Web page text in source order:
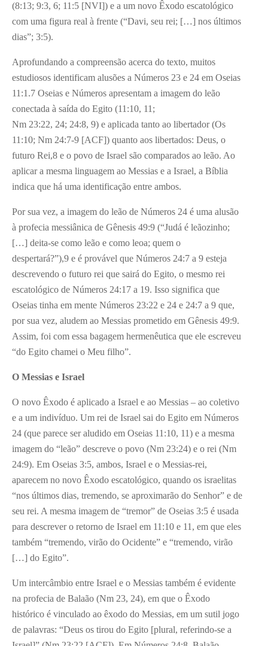
(8:13; 9:3, 6; 11:5 [NVI]) e a um novo Êxodo escatológico
com uma figura real à frente (“Davi, seu rei; […] nos últimos
dias”; 3:5).
Aprofundando a compreensão acerca do texto, muitos
estudiosos identificam alusões a Números 23 e 24 em Oseias
11:1.7 Oseias e Números apresentam a imagem do leão
conectada à saída do Egito (11:10, 11;
Nm 23:22, 24; 24:8, 9) e aplicada tanto ao libertador (Os
11:10; Nm 24:7-9 [ACF]) quanto aos libertados: Deus, o
futuro Rei,8 e o povo de Israel são comparados ao leão. Ao
aplicar a mesma linguagem ao Messias e a Israel, a Bíblia
indica que há uma identificação entre ambos.
Por sua vez, a imagem do leão de Números 24 é uma alusão
à profecia messiânica de Gênesis 49:9 (“Judá é leãozinho;
[…] deita-se como leão e como leoa; quem o
despertará?”),9 e é provável que Números 24:7 a 9 esteja
descrevendo o futuro rei que sairá do Egito, o mesmo rei
escatológico de Números 24:17 a 19. Isso significa que
Oseias tinha em mente Números 23:22 e 24 e 24:7 a 9 que,
por sua vez, aludem ao Messias prometido em Gênesis 49:9.
Assim, foi com essa bagagem hermenêutica que ele escreveu
“do Egito chamei o Meu filho”.
O Messias e Israel
O novo Êxodo é aplicado a Israel e ao Messias – ao coletivo
e a um indivíduo. Um rei de Israel sai do Egito em Números
24 (que parece ser aludido em Oseias 11:10, 11) e a mesma
imagem do “leão” descreve o povo (Nm 23:24) e o rei (Nm
24:9). Em Oseias 3:5, ambos, Israel e o Messias-rei,
aparecem no novo Êxodo escatológico, quando os israelitas
“nos últimos dias, tremendo, se aproximarão do Senhor” e de
seu rei. A mesma imagem de “tremor” de Oseias 3:5 é usada
para descrever o retorno de Israel em 11:10 e 11, em que eles
também “tremendo, virão do Ocidente” e “tremendo, virão
[…] do Egito”.
Um intercâmbio entre Israel e o Messias também é evidente
na profecia de Balaão (Nm 23, 24), em que o Êxodo
histórico é vinculado ao êxodo do Messias, em um sutil jogo
de palavras: “Deus os tirou do Egito [plural, referindo-se a